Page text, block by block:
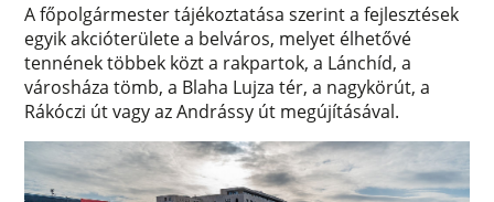
A főpolgármester tájékoztatása szerint a fejlesztések
egyik akcióterülete a belváros, melyet élhetővé
tennének többek közt a rakpartok, a Lánchíd, a
városháza tömb, a Blaha Lujza tér, a nagykörút, a
Rákóczi út vagy az Andrássy út megújításával.